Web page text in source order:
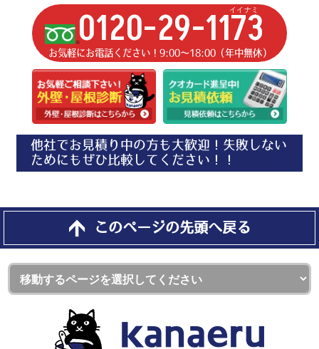
0120-29-1173
イイナミ
お気軽にお電話ください！9:00〜18:00（年中無休）
他社でお見積り中の方も大歓迎！失敗しない
ためにもぜひ比較してください！！
このページの先頭へ戻る